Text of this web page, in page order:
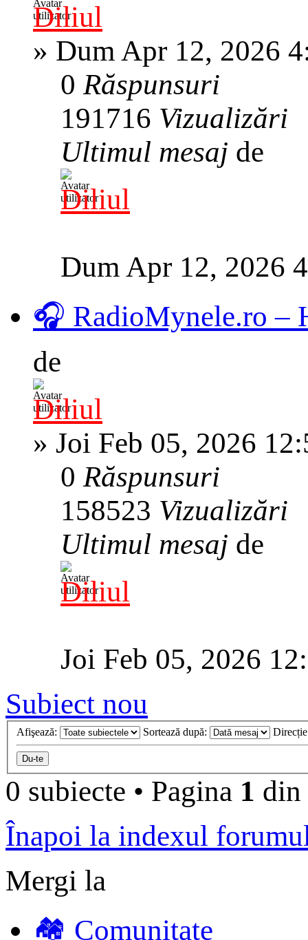
Diliul
» Dum Apr 12, 2026
0Răspunsuri
191716 Vizualizări
Ultimul mesaj de
Diliul
Dum Apr 12, 2026
🎧 RadioMynele.ro –
de
Diliul
» Joi Feb 05, 2026
0Răspunsuri
158523 Vizualizări
Ultimul mesaj de
Diliul
Joi Feb 05, 2026
Subiect nou
Afişează: Sortează după:
0 subiecte • Pagina 1 din
Înapoi la indexul
Mergi la
🏘️ Comunitate